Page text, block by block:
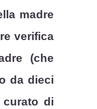
madre
verifica
(che
da dieci
di